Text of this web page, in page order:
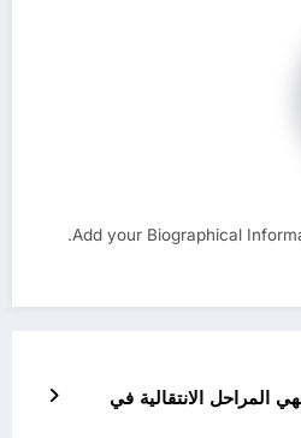
Add your Biographical
المراحل الانتقالية في